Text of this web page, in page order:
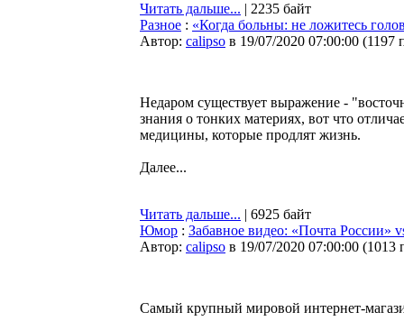
Читать дальше... | 2235 байт
Разное : «Когда больны: не ложитесь
Автор: calipso в 19/07/2020 07:00:00 (1197
Недаром существует выражение -
знания о тонких материях, вот что
медицины, которые продлят жизнь.
Далее...
Читать дальше... | 6925 байт
Юмор : Забавное видео: «Почта России»
Автор: calipso в 19/07/2020 07:00:00 (1013
Самый крупный мировой интернет-